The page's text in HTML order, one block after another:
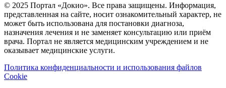
© 2025 Портал «Докио». Все права защищены. Информация,
представленная на сайте, носит ознакомительный характер, не
может быть использована для постановки диагноза,
назначения лечения и не заменяет консультацию или приём
врача. Портал не является медицинским учреждением и не
оказывает медицинские услуги.
Политика конфиденциальности и использования файлов
Cookie